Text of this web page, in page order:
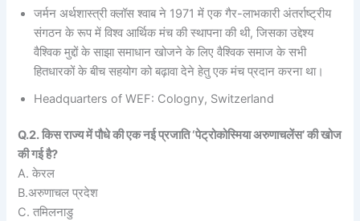
जर्मन अर्थशास्त्री क्लॉस श्वाब ने 1971 में एक गैर-लाभकारी अंतर्राष्ट्रीय
संगठन के रूप में विश्व आर्थिक मंच की स्थापना की थी, जिसका उद्देश्य
वैश्विक मुद्दों के साझा समाधान खोजने के लिए वैश्विक समाज के सभी
हितधारकों के बीच सहयोग को बढ़ावा देने हेतु एक मंच प्रदान करना था।
Headquarters of WEF: Cologny, Switzerland
Q.2. किस राज्य में पौधे की एक नई प्रजाति ‘पेट्रोकोस्मिया अरुणाचलेंस’ की खोज
की गई है?
A. केरल
B.अरुणाचल प्रदेश
C. तमिलनाडु